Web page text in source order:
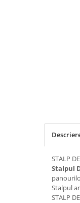
STALP
Stalpul
Stalpul
STALP